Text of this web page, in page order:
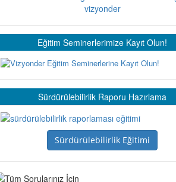
Eğitim Seminerlerimize Kayıt Olun!
Sürdürülebilirlik Raporu Hazırlama
Sürdürülebilirlik Eğitimi